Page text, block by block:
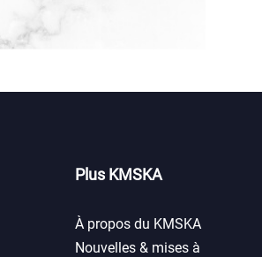
Plus KMSKA
À propos du KMSKA
Nouvelles & mises à